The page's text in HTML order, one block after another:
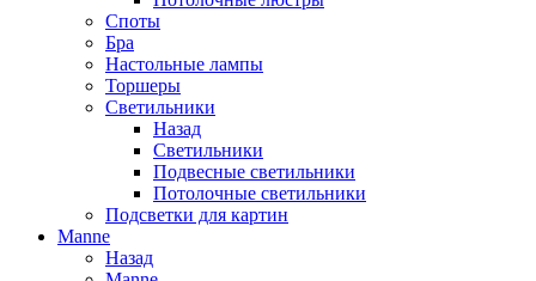
Споты
Бра
Настольные лампы
Торшеры
Светильники
Назад
Светильники
Подвесные светильники
Потолочные светильники
Подсветки для картин
Manne
Назад